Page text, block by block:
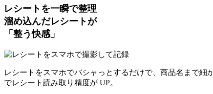
レシートを一瞬で整理
溜め込んだレシートが
「整う快感」
レシートをスマホでバシャっとするだけで、商品名まで
でレシート読み取り精度が UP。